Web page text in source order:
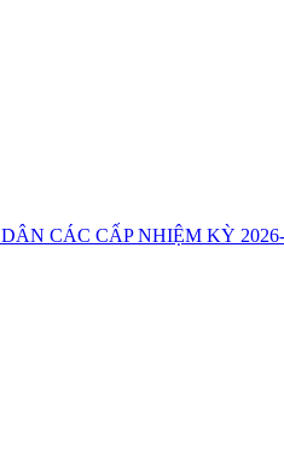
CÁC CẤP NHIỆM KỲ 2026-